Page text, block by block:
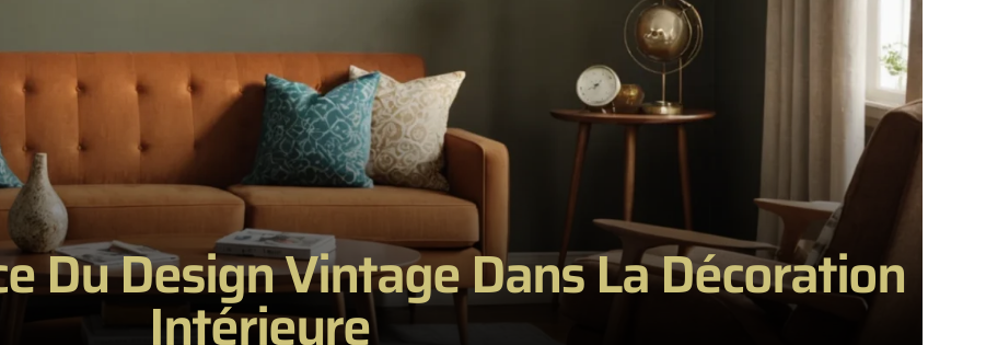
Du Design Vintage Dans La Décoration
Intérieure